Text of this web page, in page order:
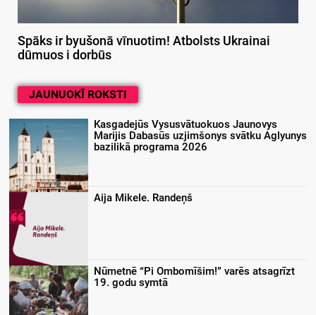
Spāks ir byušonā vīnuotim! Atbolsts Ukrainai
dūmuos i dorbūs
JAUNUOKĪ ROKSTI
Kasgadejūs Vysusvātuokuos Jaunovys
Marijis Dabasūs uzjimšonys svātku Aglyunys
bazilikā programa 2026
Aija Mikele. Randeņš
Nūmetnē “Pi Ombomīšim!” varēs atsagrīzt
19. godu symtā